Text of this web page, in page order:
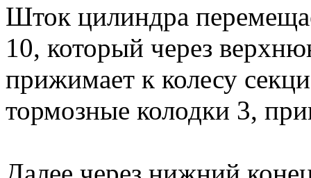
Шток цилиндра
10, который через
прижимает к колесу
тормозные колодки 3,